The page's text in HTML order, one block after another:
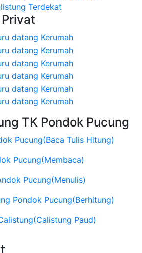
Terdekat
TK Pondok Pucung
Pucung(Baca Tulis Hitung)
Pucung(Membaca)
Pucung(Menulis)
Pondok Pucung(Berhitung)
(Calistung Paud)